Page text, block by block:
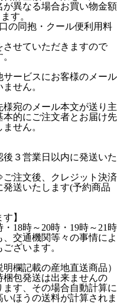
異なる場合お買い物金額
す。
の同抱・クール便利用料
せていただきますので
ービスにお客様のメール
せん。
宛のメール本文が送り主
本的にご注文者とお届け先
せん。
営業日以内に発送いた
文後、クレジット決済
送いたします(予約商品
】
18時～20時・19時～21時
交通機関等々の事情によ
ざいます。
欄記載の産地直送商品）
梱包発送は出来ませんの
す、その場合自動計算に
ほうの送料が計算されま